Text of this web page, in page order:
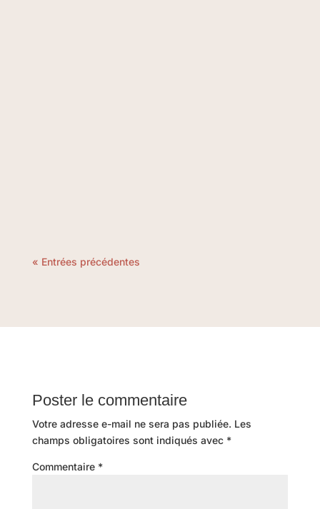
« Entrées précédentes
Poster le commentaire
Votre adresse e-mail ne sera pas publiée. Les
champs obligatoires sont indiqués avec *
Commentaire *